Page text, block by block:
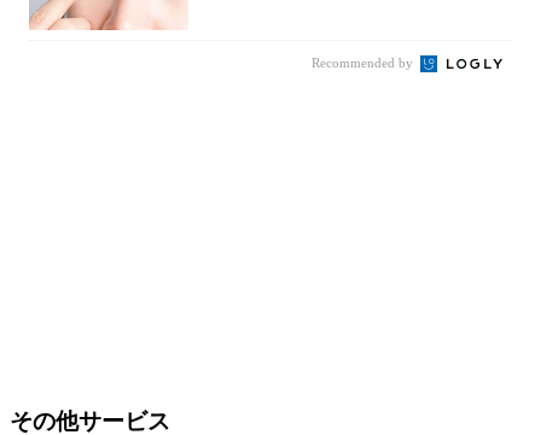
Recommended by
その他サービス